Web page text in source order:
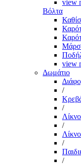
view
Βόλτα
view
Δωμάτιο
/
/
Λίκνο
/
/
/